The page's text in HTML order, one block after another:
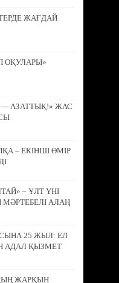
ЖАҒДАЙ
ОҚУЛАРЫ»
АЗАТТЫҚ!» ЖАС
– ЕКІНШІ ӨМІР
– ҰЛТ ҮНІ
МӘРТЕБЕЛІ АЛАҢ
25 ЖЫЛ: ЕЛ
АДАЛ ҚЫЗМЕТ
ЖАРҚЫН